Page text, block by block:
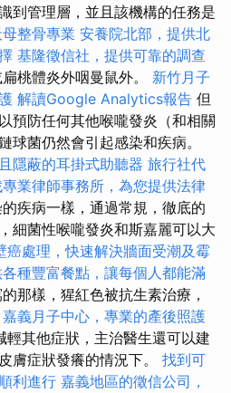
到管理層，並且該機構的任務是
母整骨專業 安養院北部，提供北
基隆徵信社，提供可靠的調查
桃體炎外咽曼鼠外。 新竹月子
解讀Google Analytics報告 但
預防任何其他喉嚨發炎（和相關
球菌仍然會引起感染和疾病。
隱蔽的耳掛式助聽器 旅行社代
業律師事務所，為您提供法律
疾病一樣，通過常規，徹底的
細菌性喉嚨發炎和斯嘉麗可以大
癌處理，快速解決牆面受潮及霉
種豐富餐點，讓每個人都能滿
那樣，猩紅色被抗生素治療，
嘉義月子中心，專業的產後照護
輕其他症狀，主治醫生還可以建
膚症狀發癢的情況下。 找到可
利進行 嘉義地區的徵信公司，